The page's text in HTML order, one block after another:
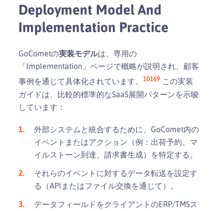
Deployment Model And
Implementation Practice
GoCometの実装モデルは、専用の
「Implementation」ページで概略が説明され、顧客
事例を通じて具体化されています。 10169 この実装
ガイドは、比較的標準的なSaaS展開パターンを示唆
しています：
外部システムと統合するために、GoComet内の
イベントまたはアクション（例：出荷予約、マ
イルストーン到達、請求書生成）を特定する。
それらのイベントに対するデータ転送を設定す
る（APIまたはファイル交換を通じて）。
データフィールドをクライアントのERP/TMSス